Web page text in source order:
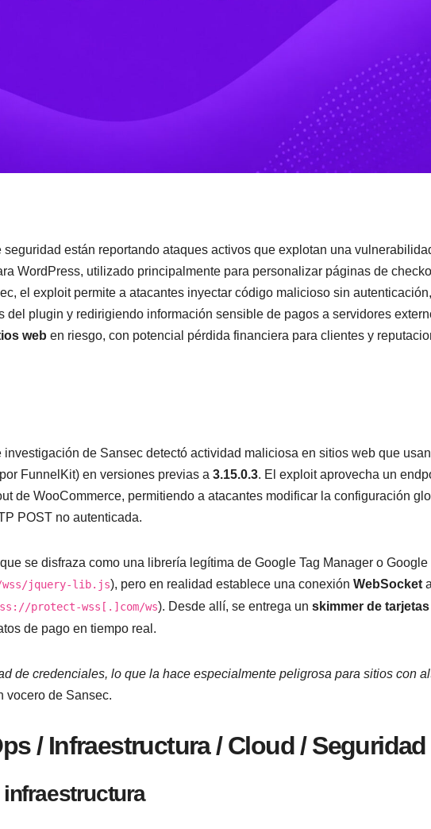
están reportando ataques activos que explotan una
WordPress, utilizado principalmente para personalizar páginas de
el exploit permite a atacantes inyectar código malicioso sin autenticación,
del plugin y redirigiendo información sensible de pagos a servidores
web en riesgo, con potencial pérdida financiera para clientes y
de Sansec detectó actividad maliciosa en sitios web que
FunnelKit) en versiones previas a 3.15.0.3. El exploit aprovecha un
de WooCommerce, permitiendo a atacantes modificar la configuración
POST no autenticada.
se disfraza como una librería legítima de Google Tag Manager o Google
wss/jquery-lib.js), pero en realidad establece una conexión WebSocket
protect-wss[.]com/ws). Desde allí, se entrega un skimmer de
de pago en tiempo real.
de credenciales, lo que la hace especialmente peligrosa para sitios con
vocero de Sansec.
/ Infraestructura / Cloud / Seguridad